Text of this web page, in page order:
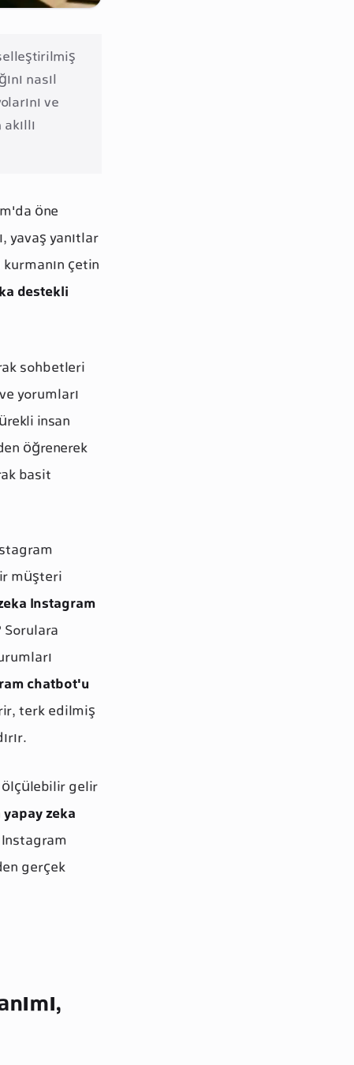
nasıl
ve
öne
yavaş yanıtlar
çetin
destekli
sohbetleri
yorumları
insan
öğrenerek
basit
müşteri
Instagram
chatbot'u
terk edilmiş
ölçülebilir gelir
yapay zeka
gerçek